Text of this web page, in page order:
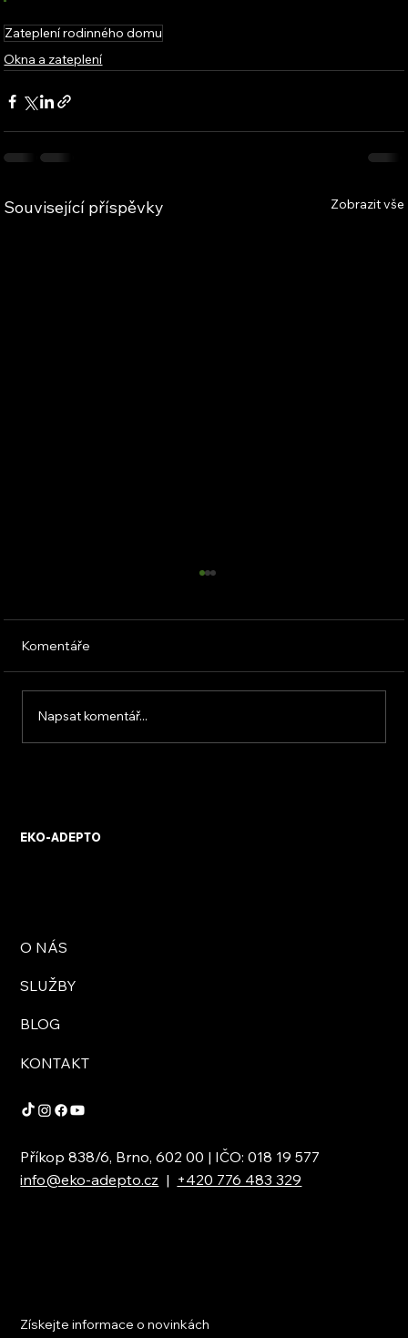
Zateplení rodinného domu
Okna a zateplení
Související příspěvky Zobrazit vše
Komentáře
Napsat komentář...
EKO-ADEPTO
O NÁS
SLUŽBY
BLOG
KONTAKT
Příkop 838/6, Brno, 602 00 | IČO: 018 19 577
info@eko-adepto.cz | +420 776 483 329
Získejte informace o novinkách